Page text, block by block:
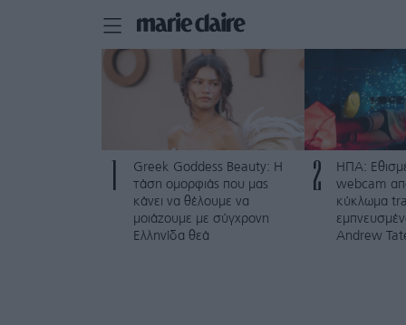
Greek Goddess Beauty: Η
τάση ομορφιάς που μας
κάνει να θέλουμε να
μοιάζουμε με σύγχρονη
Ελληνίδα θεά
2
ΗΠΑ:
webcam
κύκλωμα
Andrew